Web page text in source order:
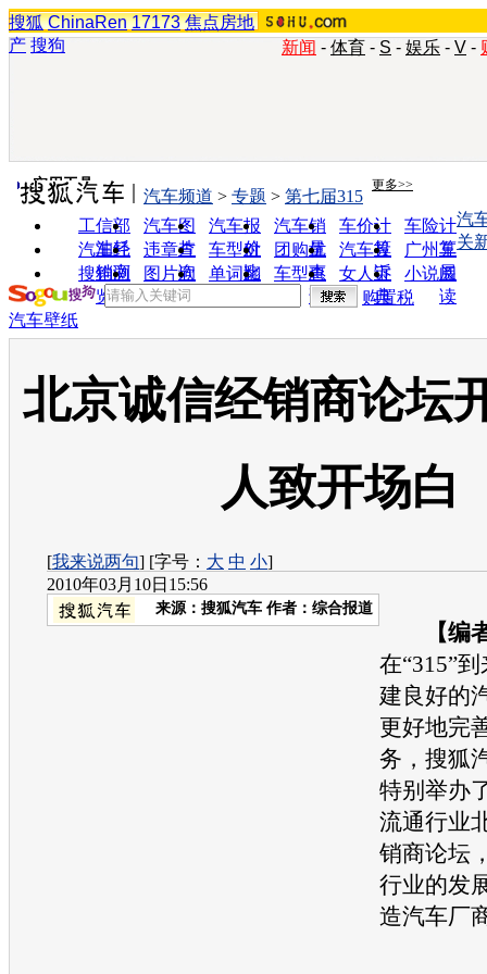
搜狐 ChinaRen 17173 焦点房地
产 搜狗 新闻 - 体育 - S - 娱乐 - V -
实用工具 更多>>
工信部
油耗
汽车图
片
汽车报
价
汽车销
量
车价计
算
车险计
算
汽车经
销商
违章查
询
车型对
比
团购优
惠
汽车投
诉
广州车
展
搜狗浏
览器
图片欣
赏
单词翻
车型查
询
女人宝
典
小说阅
读
汽车频道 > 专题 > 第七届315
汽
关
购置税
汽车壁纸
北京诚信经销商论坛
人致开场白
[我来说两句] [字号： 大 中 小]
2010年03月10日15:56
来源： 搜狐汽车 作者：综合报道
【编
在“315”
建良好的
更好地完
务，搜狐
特别举办
流通行业
销商论坛
行业的发
造汽车厂